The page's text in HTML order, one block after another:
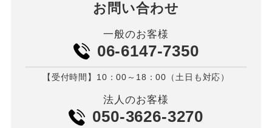
お問い合わせ
一般のお客様
06-6147-7350
【受付時間】10：00～18：00（土日も対応）
法人のお客様
050-3626-3270